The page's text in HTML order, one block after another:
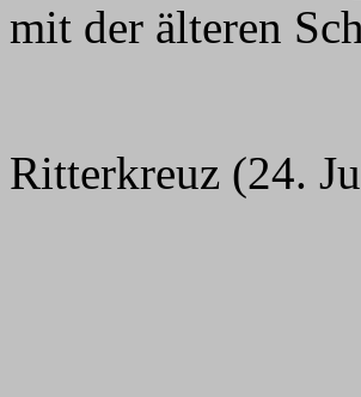
mit der älteren
Ritterkreuz (24.